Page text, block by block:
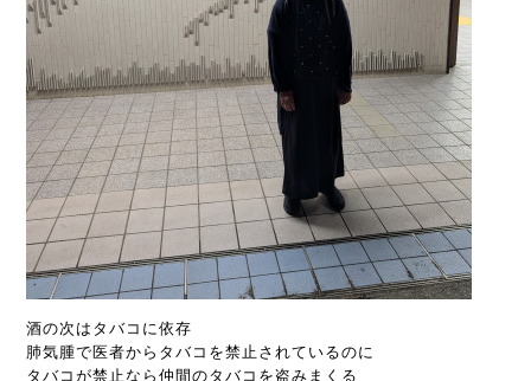
酒の次はタバコに依存
肺気腫で医者からタバコを禁止されているのに
タバコが禁止なら仲間のタバコを盗みまくる